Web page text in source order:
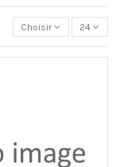
Choisir 24